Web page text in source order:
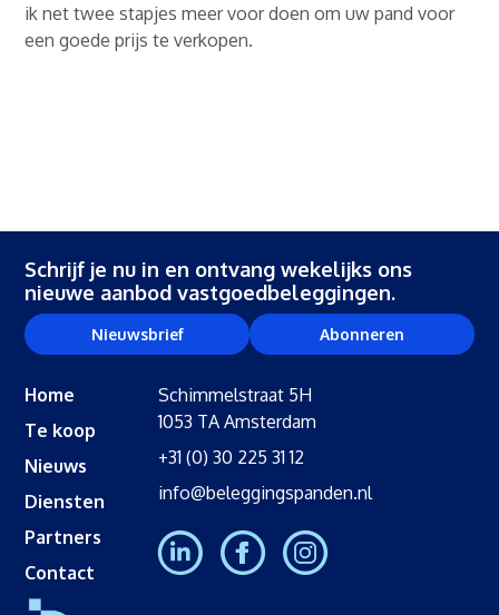
ik net twee stapjes meer voor doen om uw pand voor
een goede prijs te verkopen.
Schrijf je nu in en ontvang wekelijks ons
nieuwe aanbod vastgoedbeleggingen.
Nieuwsbrief Abonneren
Home
Te koop
Nieuws
Diensten
Partners
Contact
Schimmelstraat 5H
1053 TA Amsterdam
+31 (0) 30 225 31 12
info@beleggingspanden.nl